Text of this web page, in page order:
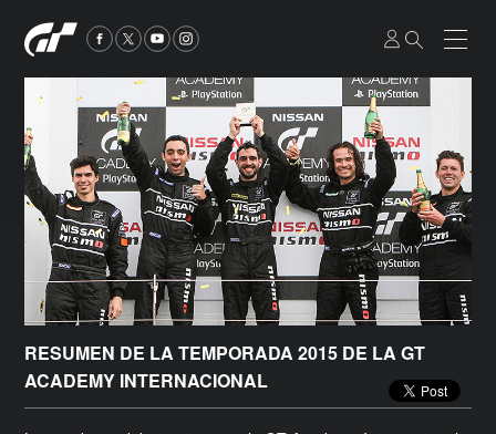
RESUMEN DE LA TEMPORADA 2015 DE LA GT
ACADEMY INTERNACIONAL